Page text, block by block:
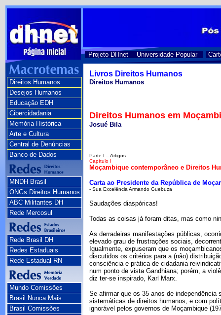
Projeto DHnet Universidade Popular
Direitos Humanos
Desejos Humanos
Educação EDH
Cibercidadania
Memória Histórica
Arte e Cultura
Central de Denúncias
Banco de Dados
MNDH Brasil
ONGs Direitos Humanos
ABC Militantes DH
Rede Mercosul
Rede Brasil DH
Redes Estaduais
Rede Estadual RN
Mundo Comissões
Brasil Nunca Mais
Brasil Comissões
Livros Direitos Humanos
Direitos Humanos
Direitos Humanos em
Josué Bila
Parte I – Artigos
Capítulo I
Moçambique contemporâneo e Direitos
Carta ao Presidente da República de
- Sua Excelência Armando Guebuza
Saudações diaspóricas!
Todas as coisas já foram ditas, mas como
As derradeiras manifestações públicas,
elevado grau de frustrações sociais,
Igualmente, expuseram que os
discutidos os critérios para a (não)
consciência e prática de cidadania
num ponto de vista Gandhiana; porém, a
diz ter-se inspirado, Karl Marx.
Se afirmar que os 35 anos de
sistemáticas de direitos humanos, e com
ignorável pelos governos de Moçambique